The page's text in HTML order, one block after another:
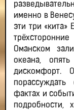
именно в
эти три «кита»
Оманском
океана,
дискомфорт.
фактах и
подробности,